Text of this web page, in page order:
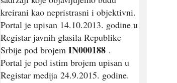
kreirani kao nepristrasni i objektivni.
Portal je upisan 14.10.2013. godine u
Registar javnih glasila Republike
Srbije pod brojem IN000188.
Portal je pod istim brojem upisan u
Registar medija 24.9.2015. godine.